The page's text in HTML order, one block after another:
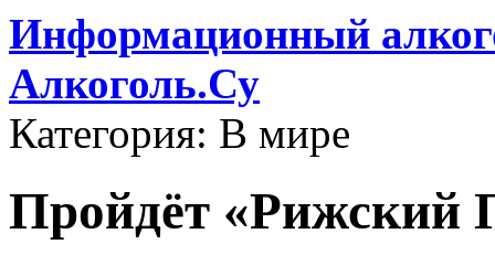
Информационный
Алкоголь.Су
Категория: В мире
Пройдёт «Рижский